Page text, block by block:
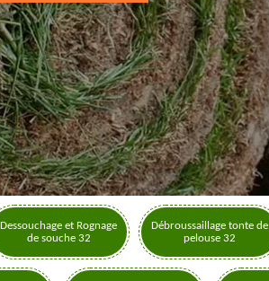
Dessouchage et Rognage
de souche 32
Débroussaillage tonte de
pelouse 32